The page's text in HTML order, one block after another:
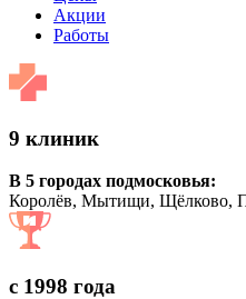
Акции
Работы
9 клиник
В 5 городах подмосковья:
Королёв, Мытищи, Щёлково,
с 1998 года